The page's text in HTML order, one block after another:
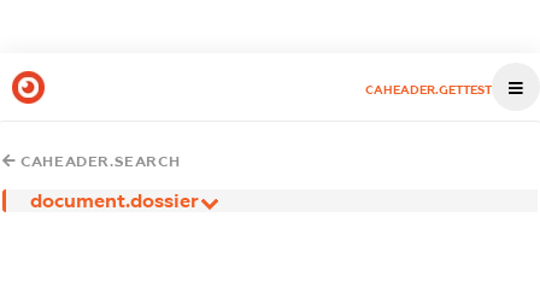
CAHEADER.GETTEST
CAHEADER.SEARCH
document.dossier